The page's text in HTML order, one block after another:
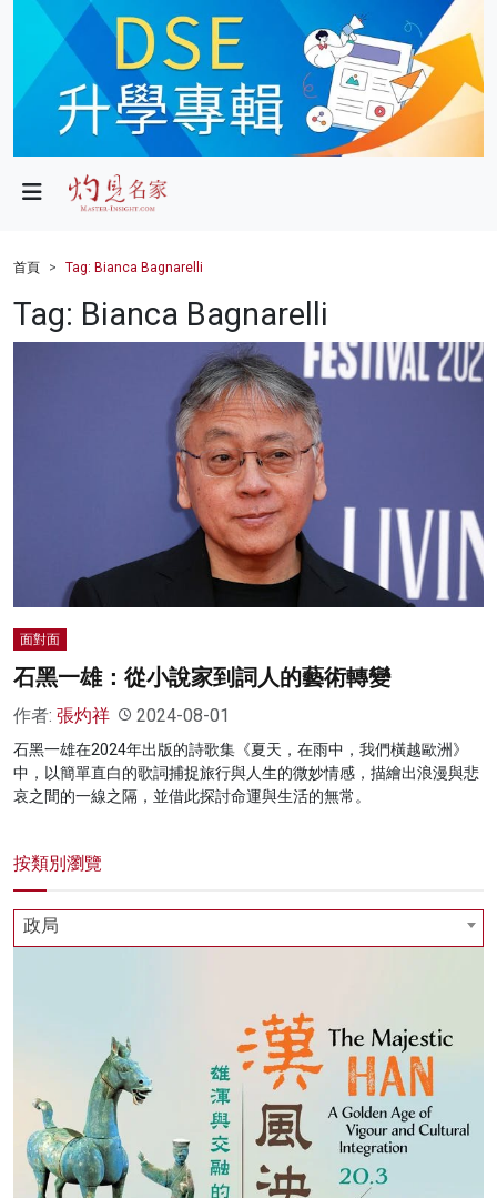
政局
財經
健康
灼見活動
首頁 Tag: Bianca Bagnarelli
Tag: Bianca Bagnarelli
面對面
石黑一雄：從小說家到詞人的藝術轉變
作者: 張灼祥 2024-08-01
石黑一雄在2024年出版的詩歌集《夏天，在雨中，我們橫越歐洲》
中，以簡單直白的歌詞捕捉旅行與人生的微妙情感，描繪出浪漫與悲
哀之間的一線之隔，並借此探討命運與生活的無常。
按類別瀏覽
政局